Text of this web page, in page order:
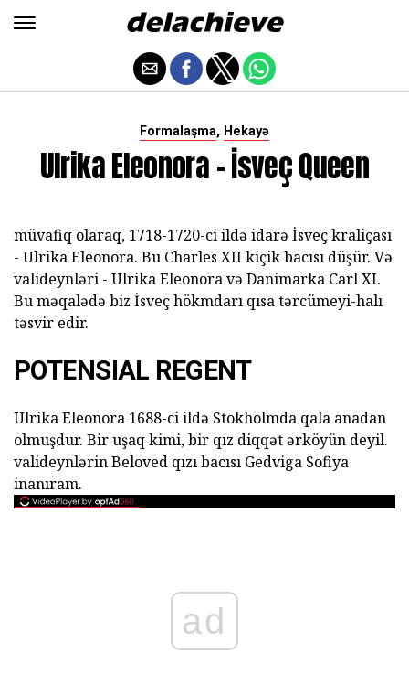
Formalaşma, Hekayə
Ulrika Eleonora - İsveç Queen
müvafiq olaraq, 1718-1720-ci ildə idarə İsveç kraliçası
- Ulrika Eleonora. Bu Charles XII kiçik bacısı düşür. Və
valideynləri - Ulrika Eleonora və Danimarka Carl XI.
Bu məqalədə biz İsveç hökmdarı qısa tərcümeyi-halı
təsvir edir.
POTENSIAL REGENT
Ulrika Eleonora 1688-ci ildə Stokholmda qala anadan
olmuşdur. Bir uşaq kimi, bir qız diqqət ərköyün deyil.
valideynlərin Beloved qızı bacısı Gedviga Sofiya
inanıram.
ad